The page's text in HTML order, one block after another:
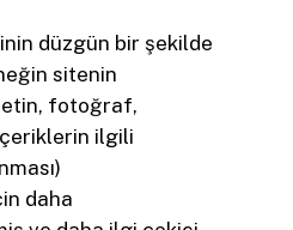
düzgün bir şekilde
sitenin
fotoğraf,
ilgili
daha